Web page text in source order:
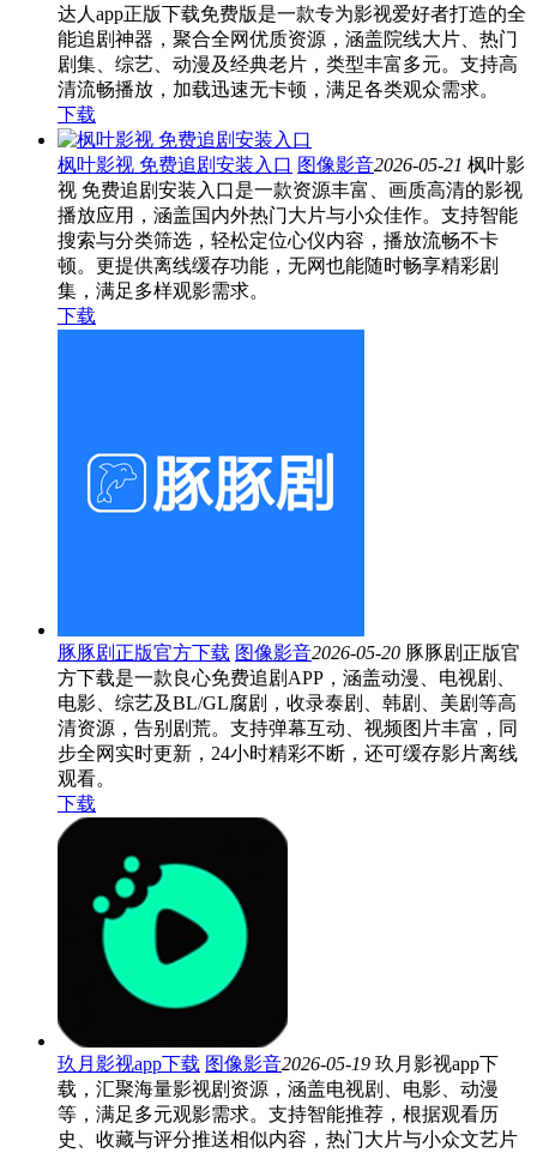
达人app正版下载免费版是一款专为影视爱好者打造的全
能追剧神器，聚合全网优质资源，涵盖院线大片、热门
剧集、综艺、动漫及经典老片，类型丰富多元。支持高
清流畅播放，加载迅速无卡顿，满足各类观众需求。
下载
枫叶影视 免费追剧安装入口 图像影音2026-05-21 枫叶影
视 免费追剧安装入口是一款资源丰富、画质高清的影视
播放应用，涵盖国内外热门大片与小众佳作。支持智能
搜索与分类筛选，轻松定位心仪内容，播放流畅不卡
顿。更提供离线缓存功能，无网也能随时畅享精彩剧
集，满足多样观影需求。
下载
豚豚剧正版官方下载 图像影音2026-05-20 豚豚剧正版官
方下载是一款良心免费追剧APP，涵盖动漫、电视剧、
电影、综艺及BL/GL腐剧，收录泰剧、韩剧、美剧等高
清资源，告别剧荒。支持弹幕互动、视频图片丰富，同
步全网实时更新，24小时精彩不断，还可缓存影片离线
观看。
下载
玖月影视app下载 图像影音2026-05-19 玖月影视app下
载，汇聚海量影视剧资源，涵盖电视剧、电影、动漫
等，满足多元观影需求。支持智能推荐，根据观看历
史、收藏与评分推送相似内容，热门大片与小众文艺片